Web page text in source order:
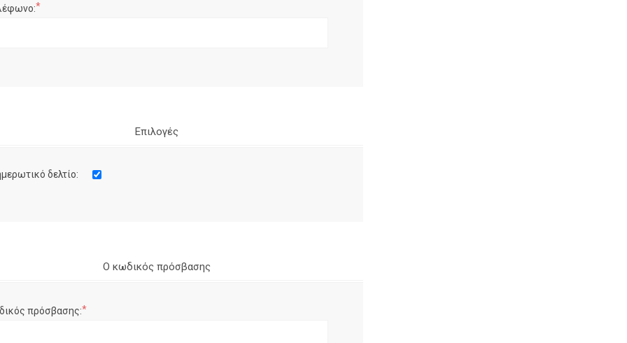
*
Επιλογές
δελτίο:
Ο κωδικός πρόσβασης
πρόσβασης:*